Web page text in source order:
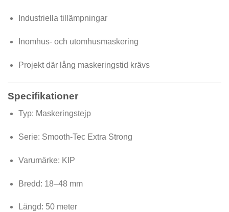
Industriella tillämpningar
Inomhus- och utomhusmaskering
Projekt där lång maskeringstid krävs
Specifikationer
Typ: Maskeringstejp
Serie: Smooth-Tec Extra Strong
Varumärke: KIP
Bredd: 18–48 mm
Längd: 50 meter